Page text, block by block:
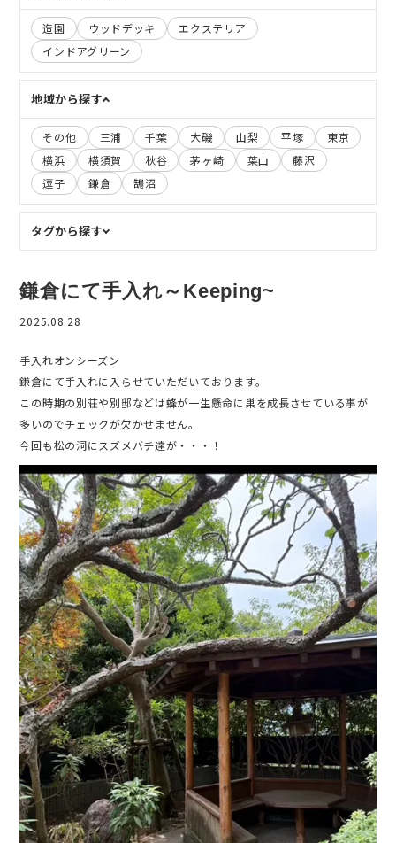
造園 ウッドデッキ
エクステリア
インドアグリーン
地域から探す
その他 三浦 千葉 大磯 山梨 平塚
東京
横浜
横須賀 秋谷 茅ヶ崎 葉山
藤沢
逗子
鎌倉 鵠沼
タグから探す
鎌倉にて手入れ～Keeping~
2025.08.28
手入れオンシーズン
鎌倉にて手入れに入らせていただいております。
この時期の別荘や別邸などは蜂が一生懸命に巣を成長させている事が
多いのでチェックが欠かせません。
今回も松の洞にスズメバチ達が・・・！